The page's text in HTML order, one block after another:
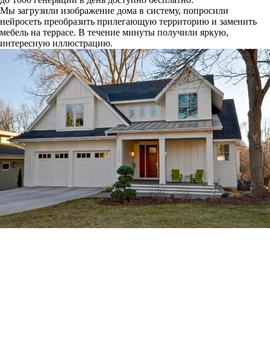
Мы загрузили изображение дома в систему, попросили
нейросеть преобразить прилегающую территорию и заменить
мебель на террасе. В течение минуты получили яркую,
интересную иллюстрацию.